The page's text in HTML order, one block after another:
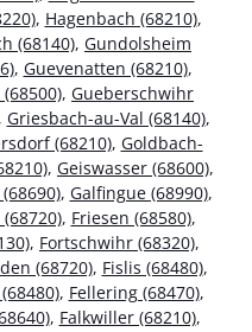
, Hagenbach (68210),
(68140), Gundolsheim
, Guevenatten (68210),
, Gueberschwihr
Griesbach-au-Val (68140),
(68210), Goldbach-
, Geiswasser (68600),
, Galfingue (68990),
, Friesen (68580),
, Fortschwihr (68320),
(68720), Fislis (68480),
, Fellering (68470),
, Falkwiller (68210),